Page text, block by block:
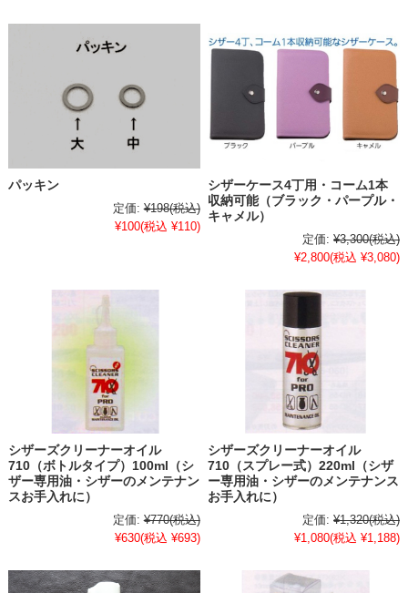
パッキン
定価: ¥198(税込)
¥100(税込 ¥110)
シザーケース4丁用・コーム1本
収納可能（ブラック・パープル・
キャメル）
定価: ¥3,300(税込)
¥2,800(税込 ¥3,080)
シザーズクリーナーオイル
710（ボトルタイプ）100ml（シ
ザー専用油・シザーのメンテナン
スお手入れに）
定価: ¥770(税込)
¥630(税込 ¥693)
シザーズクリーナーオイル
710（スプレー式）220ml（シザ
ー専用油・シザーのメンテナンス
お手入れに）
定価: ¥1,320(税込)
¥1,080(税込 ¥1,188)